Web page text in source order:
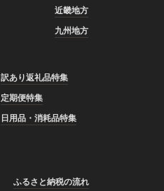
近畿地方
九州地方
訳あり返礼品特集
定期便特集
日用品・消耗品特集
ふるさと納税の流れ